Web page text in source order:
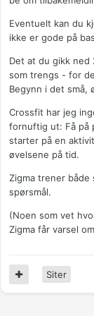
Eventuelt kan du
ikke er gode på
Det at du gikk ned
som trengs - for
Begynn i det små,
Crossfit har jeg
fornuftig ut: Få på
starter på en
øvelsene på tid.
Zigma trener
spørsmål.
(Noen som vet
Zigma får varsel
Siter